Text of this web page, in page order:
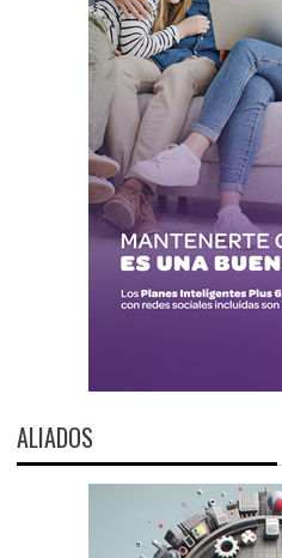
ALIADOS